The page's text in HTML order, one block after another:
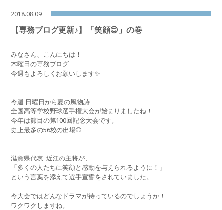
2018.08.09
【専務ブログ更新♪】「笑顔😊」の巻
みなさん、こんにちは！
木曜日の専務ブログ
今週もよろしくお願いします✨
今週 日曜日から夏の風物詩
全国高等学校野球選手権大会が始まりましたね！
今年は節目の第100回記念大会です。
史上最多の56校の出場⚾️
滋賀県代表 近江の主将が、
「多くの人たちに笑顔と感動を与えられるように！」
という言葉を添えて選手宣誓をされていました。
今大会ではどんなドラマが待っているのでしょうか！
ワクワクしますね。